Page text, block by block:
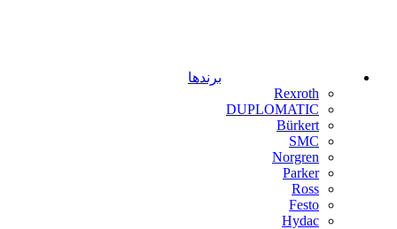
برندها
Rexroth
DUPLOMATIC
Bürkert
SMC
Norgren
Parker
Ross
Festo
Hydac